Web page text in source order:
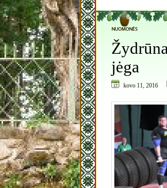
0
jėga
kovo 11, 2016